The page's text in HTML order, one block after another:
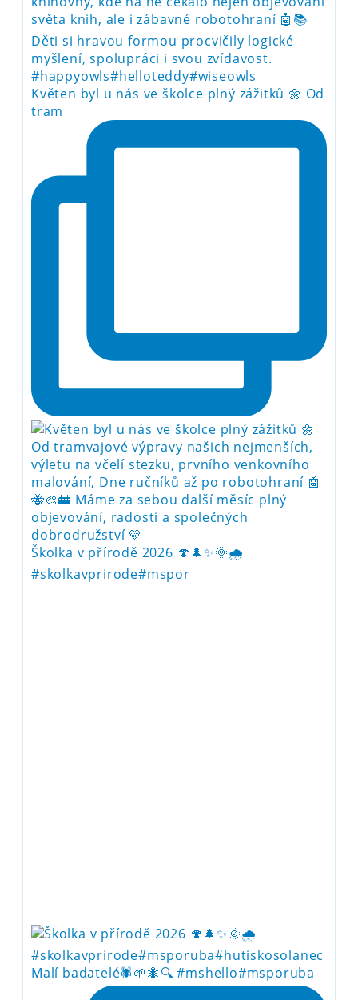
Květen byl u nás ve školce plný zážitků 🌼 Od
tram
Školka v přírodě 2026 🍄🌲✨🌞🌧️
#skolkavprirode#mspor
Malí badatelé🕷️🌱🐜🔍 #mshello#msporuba